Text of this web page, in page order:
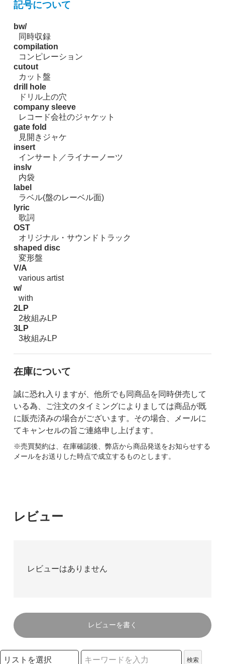
記号について
bw/
同時収録
compilation
コンピレーション
cutout
カット盤
drill hole
ドリル上の穴
company sleeve
レコード会社のジャケット
gate fold
見開きジャケ
insert
インサート／ライナーノーツ
inslv
内袋
label
ラベル(盤のレーベル面)
lyric
歌詞
OST
オリジナル・サウンドトラック
shaped disc
変形盤
V/A
various artist
w/
with
2LP
2枚組みLP
3LP
3枚組みLP
在庫について
誠に恐れ入りますが、他所でも同商品を同時併売して
いる為、ご注文のタイミングによりましては商品が既
に販売済みの場合がございます。その場合、メールに
てキャンセルの旨ご連絡申し上げます。
※売買契約は、在庫確認後、弊店から商品発送をお知らせする
メールをお送りした時点で成立するものとします。
レビュー
レビューはありません
レビューを書く
検索リストの選択
検索